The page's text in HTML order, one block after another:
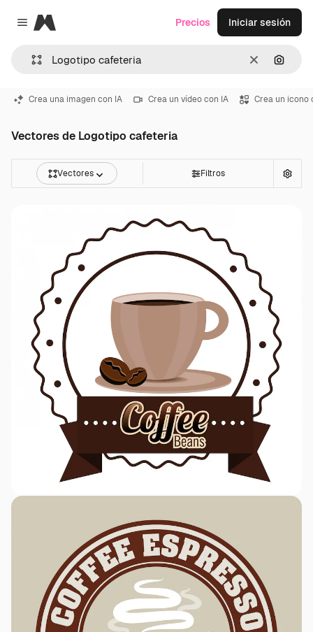
Close menu
Magnific
Borrar
Precios Iniciar sesión
Crea una imagen con IA Crea un vídeo con IA Crea un icono
Vectores de Logotipo cafeteria
Vectores Filtros